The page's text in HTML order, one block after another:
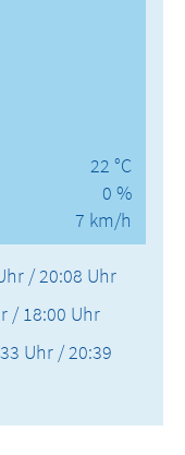
22 °C
0 %
7 km/h
/ 20:08 Uhr
/ 18:00 Uhr
Uhr / 20:39